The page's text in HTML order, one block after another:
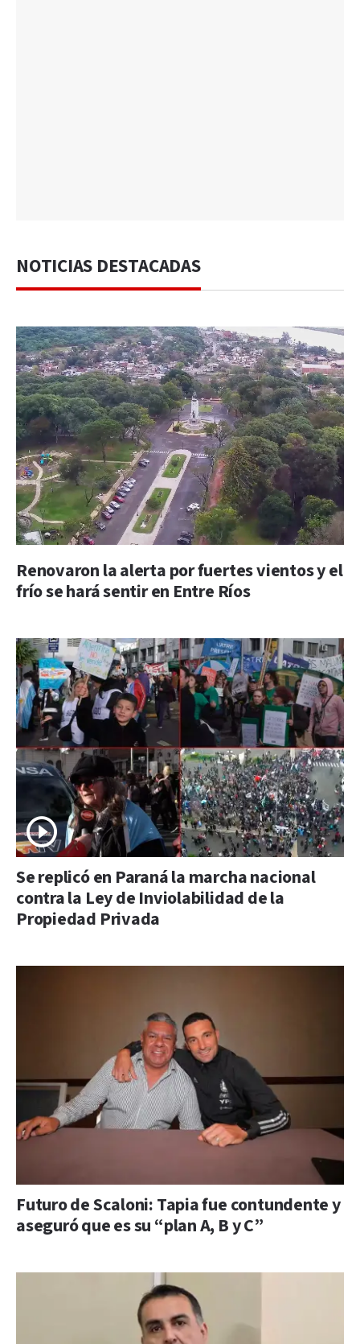
NOTICIAS DESTACADAS
Renovaron la alerta por fuertes vientos y el
frío se hará sentir en Entre Ríos
Se replicó en Paraná la marcha nacional
contra la Ley de Inviolabilidad de la
Propiedad Privada
Futuro de Scaloni: Tapia fue contundente y
aseguró que es su “plan A, B y C”